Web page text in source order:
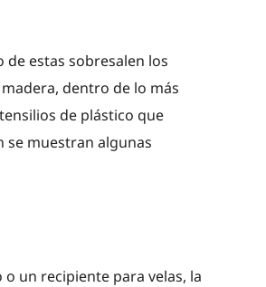
estas sobresalen los
dentro de lo más
de plástico que
se muestran algunas
un recipiente para velas, la